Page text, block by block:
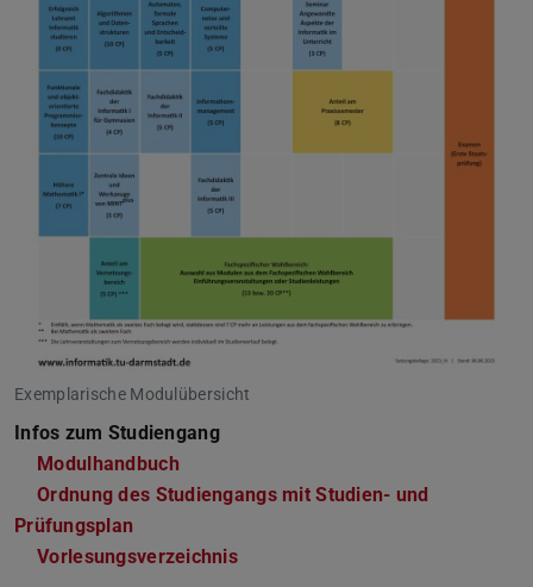
Exemplarische Modulübersicht
Infos zum Studiengang
Modulhandbuch
Ordnung des Studiengangs mit Studien- und
Prüfungsplan
Vorlesungsverzeichnis